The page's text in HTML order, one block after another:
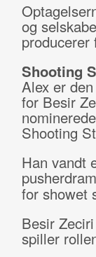
og
producerer
Shooting
Alex er
for Besir
nominerede
Shooting
Han vandt
for showet
Besir
spiller